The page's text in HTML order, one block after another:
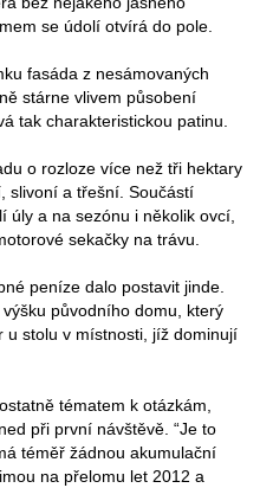
se údolí otvírá do pole.
fasáda z nesámovaných
stárne vlivem působení
tak charakteristickou patinu.
o rozloze více než tři hektary
slivoní a třešní. Součástí
úly a na sezónu i několik ovcí,
sekačky na trávu.
peníze dalo postavit jinde.
původního domu, který
u stolu v místnosti, jíž dominují
tématem k otázkám,
při první návštěvě. “Je to
téměř žádnou akumulační
na přelomu let 2012 a